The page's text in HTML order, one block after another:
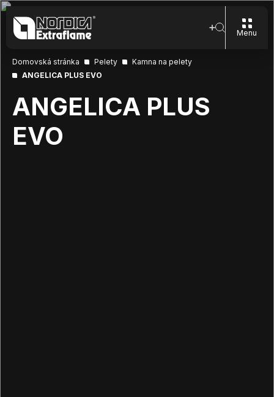
Menu
Domovská stránka Pelety
Kamna na pelety
ANGELICA PLUS EVO
ANGELICA PLUS
EVO